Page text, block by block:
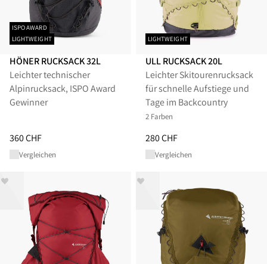
ISPO AWARD
LIGHTWEIGHT
HÖNER RUCKSACK 32L
Leichter technischer
Alpinrucksack, ISPO Award
Gewinner
Preis:360 CHF, reduziert von 360 CHF
360 CHF
Vergleichen
LIGHTWEIGHT
ULL RUCKSACK 20L
Leichter Skitourenrucksack
für schnelle Aufstiege und
Tage im Backcountry
2 Farben
Preis:280 CHF, reduziert von
280 CHF
Vergleichen